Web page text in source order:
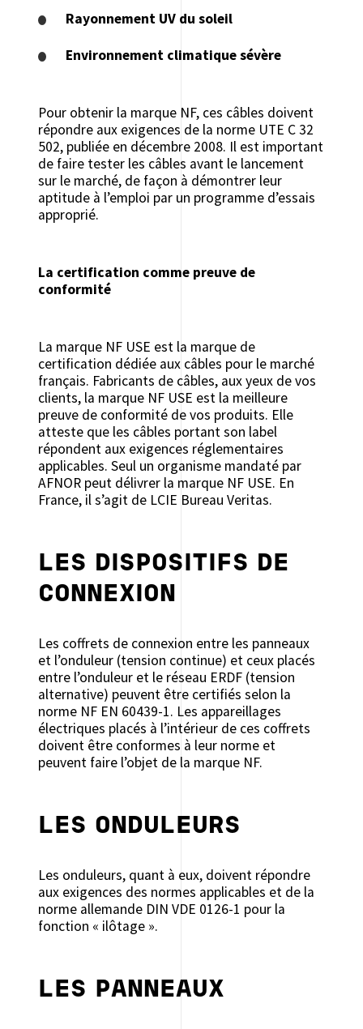
Rayonnement UV du soleil
Environnement climatique sévère
Pour obtenir la marque NF, ces câbles doivent
répondre aux exigences de la norme UTE C 32
502, publiée en décembre 2008. Il est important
de faire tester les câbles avant le lancement
sur le marché, de façon à démontrer leur
aptitude à l’emploi par un programme d’essais
approprié.
La certification comme preuve de
conformité
La marque NF USE est la marque de
certification dédiée aux câbles pour le marché
français. Fabricants de câbles, aux yeux de vos
clients, la marque NF USE est la meilleure
preuve de conformité de vos produits. Elle
atteste que les câbles portant son label
répondent aux exigences réglementaires
applicables. Seul un organisme mandaté par
AFNOR peut délivrer la marque NF USE. En
France, il s’agit de LCIE Bureau Veritas.
LES DISPOSITIFS DE
CONNEXION
Les coffrets de connexion entre les panneaux
et l’onduleur (tension continue) et ceux placés
entre l’onduleur et le réseau ERDF (tension
alternative) peuvent être certifiés selon la
norme NF EN 60439-1. Les appareillages
électriques placés à l’intérieur de ces coffrets
doivent être conformes à leur norme et
peuvent faire l’objet de la marque NF.
LES ONDULEURS
Les onduleurs, quant à eux, doivent répondre
aux exigences des normes applicables et de la
norme allemande DIN VDE 0126-1 pour la
fonction « ilôtage ».
LES PANNEAUX